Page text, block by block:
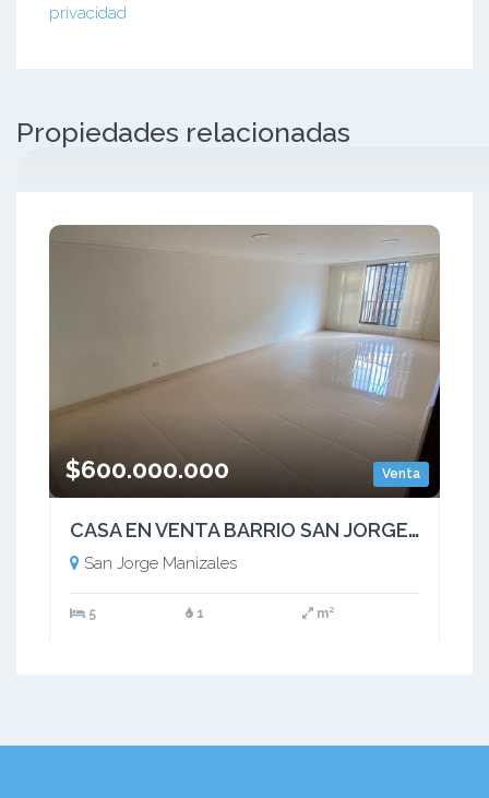
privacidad
Propiedades relacionadas
Venta
$600.000.000
CASA EN VENTA BARRIO SAN JORGE CON RENTA Y GARAJE
San Jorge Manizales
5 1 m²